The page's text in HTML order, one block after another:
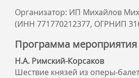
Организатор: ИП Михайлов
(ИНН 771770212377, ОГРНИП
Программа мероприятия
Н.А. Римский-Корсаков
Шествие князей из оперы-